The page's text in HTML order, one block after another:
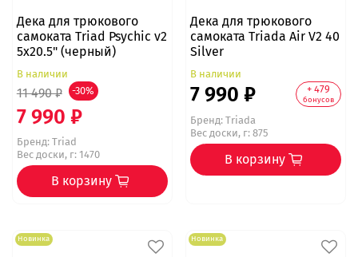
Дека для трюкового
самоката Triad Psychic v2
5x20.5" (черный)
В наличии
11 490 ₽ -30%
7 990 ₽
Бренд:Triad
Вес доски, г: 1470
В корзину
Дека для трюкового
самоката Triada Air V2 40
Silver
В наличии
7 990 ₽ + 479
бонусов
Бренд:Triada
Вес доски, г: 875
В корзину
Новинка Новинка